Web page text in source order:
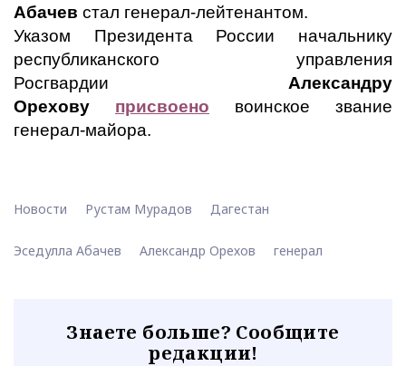
Абачев стал генерал-лейтенантом.
Указом Президента России начальнику
республиканского управления
Росгвардии Александру
Орехову
присвоено воинское звание
генерал-майора.
Новости Рустам Мурадов Дагестан
Эседулла Абачев Александр Орехов генерал
Знаете больше? Сообщите
редакции!